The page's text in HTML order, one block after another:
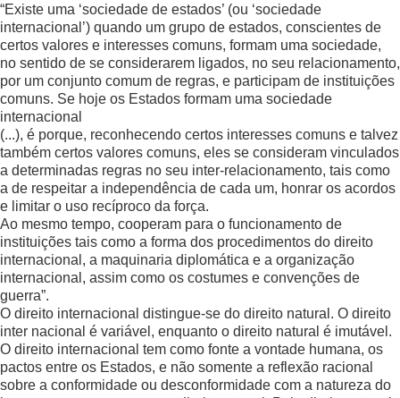
“Existe uma ‘sociedade de estados’ (ou ‘sociedade
internacional’) quando um grupo de estados, conscientes de
certos valores e interesses comuns, formam uma sociedade,
no sentido de se considerarem ligados, no seu relacionamento,
por um conjunto comum de regras, e participam de instituições
comuns. Se hoje os Estados formam uma sociedade
internacional
(...), é porque, reconhecendo certos interesses comuns e talvez
também certos valores comuns, eles se consideram vinculados
a determinadas regras no seu inter-relacionamento, tais como
a de respeitar a independência de cada um, honrar os acordos
e limitar o uso recíproco da força.
Ao mesmo tempo, cooperam para o funcionamento de
instituições tais como a forma dos procedimentos do direito
internacional, a maquinaria diplomática e a organização
internacional, assim como os costumes e convenções de
guerra”.
O direito internacional distingue-se do direito natural. O direito
inter nacional é variável, enquanto o direito natural é imutável.
O direito internacional tem como fonte a vontade humana, os
pactos entre os Estados, e não somente a reflexão racional
sobre a conformidade ou desconformidade com a natureza do